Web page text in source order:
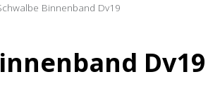
Binnenband Dv19
Dv19